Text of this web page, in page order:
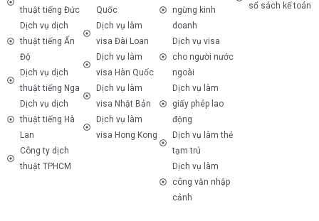
thuật tiếng Đức
Dịch vụ dịch
thuật tiếng Ấn
Độ
Dịch vụ dịch
thuật tiếng Nga
Dịch vụ dịch
thuật tiếng Hà
Lan
Công ty dịch
thuật TPHCM
Quốc
Dịch vụ làm
visa Đài Loan
Dịch vụ làm
visa Hàn Quốc
Dịch vụ làm
visa Nhật Bản
Dịch vụ làm
visa Hong Kong
ngừng kinh
doanh
Dịch vụ visa
cho người nước
ngoài
Dịch vụ làm
giấy phép lao
động
Dịch vụ làm thẻ
tạm trú
Dịch vụ làm
công văn nhập
cảnh
sổ sách kế toán